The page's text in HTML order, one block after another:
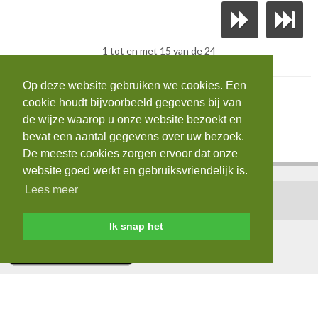
Op deze website gebruiken we cookies. Een
cookie houdt bijvoorbeeld gegevens bij van
de wijze waarop u onze website bezoekt en
bevat een aantal gegevens over uw bezoek.
De meeste cookies zorgen ervoor dat onze
website goed werkt en gebruiksvriendelijk is.
Lees meer
Ik snap het
1 tot en met 15 van de 24
Home